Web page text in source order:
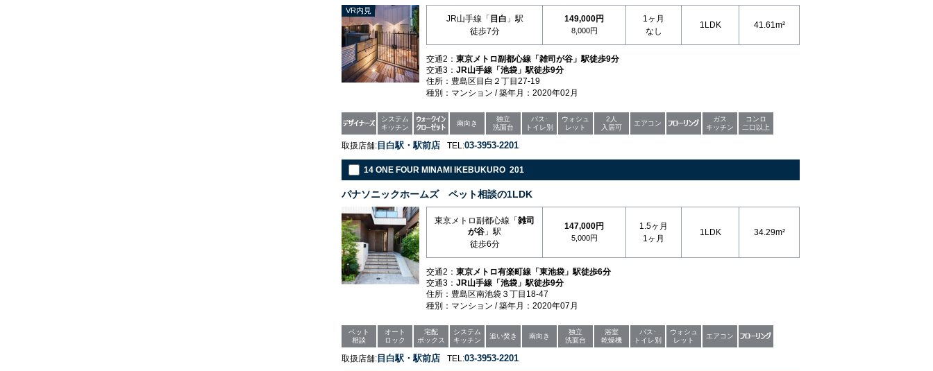
VR内見
JR山手線「 目白 」駅
徒歩7分
149,000円
8,000円
1ヶ月
なし
1LDK 41.61m²
交通2： 東京メトロ副都心線「雑司が谷」駅徒歩9分
交通3： JR山手線「池袋」駅徒歩9分
住所：豊島区目白２丁目27-19
種別：マンション / 築年月：2020年02月
システム
キッチン
南向き
独立
洗面台
バス･
トイレ別
ウォシュ
レット
2人
入居可
エアコン
ガス
キッチン
コンロ
二口以上
取扱店舗: 目白駅・駅前店 TEL:03-3953-2201
14 ONE FOUR MINAMI IKEBUKURO 201
パナソニックホームズ ペット相談の1LDK
東京メトロ副都心線「 雑司
が谷 」駅
徒歩6分
147,000円
5,000円
1.5ヶ月
1ヶ月
1LDK 34.29m²
交通2： 東京メトロ有楽町線「東池袋」駅徒歩6分
交通3： JR山手線「池袋」駅徒歩9分
住所：豊島区南池袋３丁目18-47
種別：マンション / 築年月：2020年07月
ペット
相談
オート
ロック
宅配
ボックス
システム
キッチン
追い焚き 南向き
独立
洗面台
浴室
乾燥機
バス･
トイレ別
ウォシュ
レット
エアコン
取扱店舗: 目白駅・駅前店 TEL:03-3953-2201